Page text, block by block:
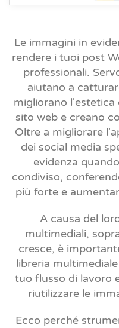
Le immagini in
rendere i tuoi post
professionali.
aiutano a
migliorano l'estetica
sito web e creano
Oltre a migliorare
dei social media
evidenza
condiviso,
più forte e
A causa del
multimediali,
cresce, è
libreria
tuo flusso di lavoro
riutilizzare le
Ecco perché